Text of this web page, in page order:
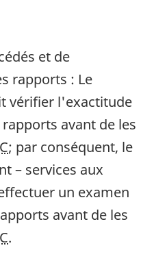
et de
rapports : Le
vérifier l'exactitude
avant de les
; par conséquent, le
– services aux
un examen
avant de les
.